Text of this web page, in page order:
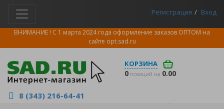
Регистрация Вход
ВНИМАНИЕ ! С 1 марта 2024 года оформление заказов ОПТОМ на
сайте opt.sad.ru
КОРЗИНА
0 позиций на 0.00
8 (343) 216-64-41